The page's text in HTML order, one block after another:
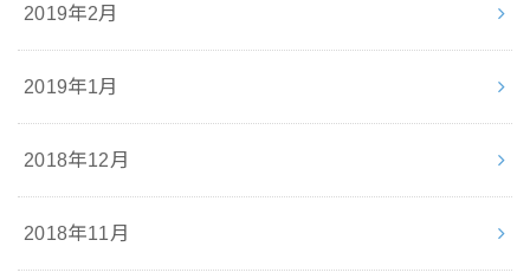
2019年2月
2019年1月
2018年12月
2018年11月